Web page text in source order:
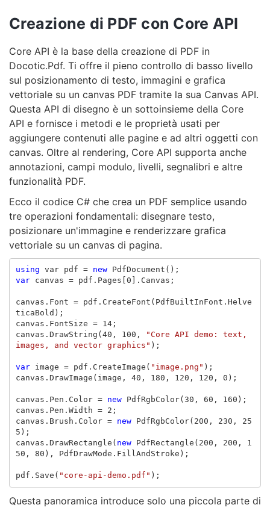
Creazione di PDF con Core API
Core API è la base della creazione di PDF in
Docotic.Pdf. Ti offre il pieno controllo di basso livello
sul posizionamento di testo, immagini e grafica
vettoriale su un canvas PDF tramite la sua Canvas API.
Questa API di disegno è un sottoinsieme della Core
API e fornisce i metodi e le proprietà usati per
aggiungere contenuti alle pagine e ad altri oggetti con
canvas. Oltre al rendering, Core API supporta anche
annotazioni, campi modulo, livelli, segnalibri e altre
funzionalità PDF.
Ecco il codice C# che crea un PDF semplice usando
tre operazioni fondamentali: disegnare testo,
posizionare un'immagine e renderizzare grafica
vettoriale su un canvas di pagina.
using var pdf = new PdfDocument ();
var
canvas = pdf . Pages 0 ]. Canvas ;
canvas . Font = pdf . CreateFont ( PdfBuiltInFont . Helve
ticaBold );
canvas . FontSize = 14;
canvas . DrawString ( 40 , 100 ,
"Core API demo: text,
images, and vector graphics" );
var image = pdf . CreateImage ( "image.png" );
canvas . DrawImage ( image , 40 , 180 , 120 , 120 , 0 );
canvas . Pen . Color = new PdfRgbColor( 30 , 60 , 160 );
canvas . Pen . Width = 2 ;
canvas . Brush . Color = new PdfRgbColor( 200 , 230 ,
25
5 );
canvas . DrawRectangle ( new PdfRectangle ( 200 , 200 ,
1
50 , 80 ), PdfDrawMode . FillAndStroke );
pdf . Save ( "core-api-demo.pdf" );
Questa panoramica introduce solo una piccola parte di